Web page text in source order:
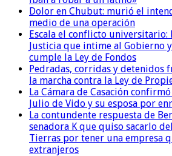
Dolor en Chubut: murió el
medio de una operación
Escala el conflicto universitario:
Justicia que intime al Gobierno
cumple la Ley de Fondos
Pedradas, corridas y detenidos
la marcha contra la Ley de
La Cámara de Casación
Julio de Vido y su esposa por
La contundente respuesta de
senadora K que quiso sacarlo
Tierras por tener una empresa
extranjeros